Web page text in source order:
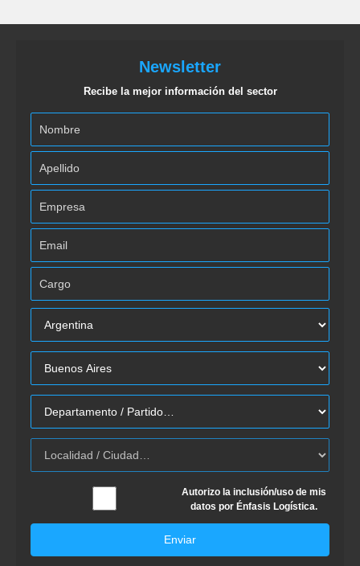
Newsletter
Recibe la mejor información del sector
Autorizo la inclusión/uso de mis
datos por Énfasis Logística.
Enviar